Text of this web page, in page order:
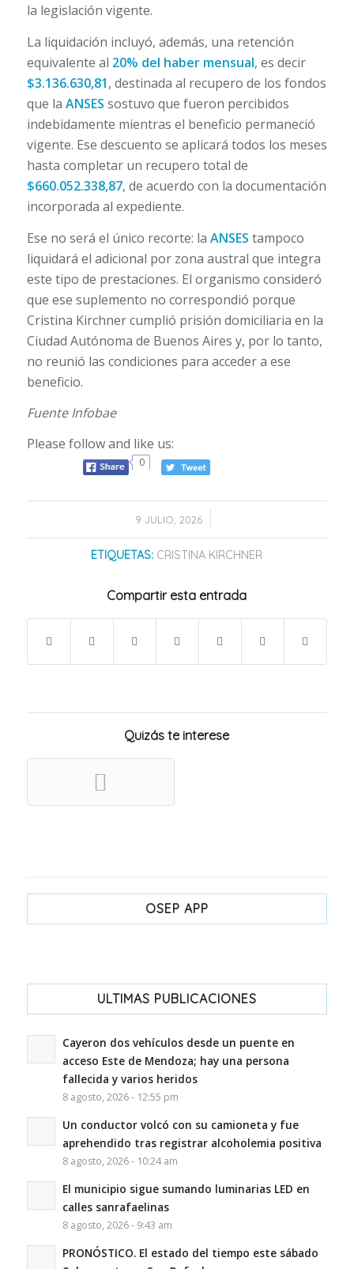
la legislación vigente.
La liquidación incluyó, además, una retención
equivalente al 20% del haber mensual, es decir
$3.136.630,81, destinada al recupero de los fondos
que la ANSES sostuvo que fueron percibidos
indebidamente mientras el beneficio permaneció
vigente. Ese descuento se aplicará todos los meses
hasta completar un recupero total de
$660.052.338,87, de acuerdo con la documentación
incorporada al expediente.
Ese no será el único recorte: la ANSES tampoco
liquidará el adicional por zona austral que integra
este tipo de prestaciones. El organismo consideró
que ese suplemento no correspondió porque
Cristina Kirchner cumplió prisión domiciliaria en la
Ciudad Autónoma de Buenos Aires y, por lo tanto,
no reunió las condiciones para acceder a ese
beneficio.
Fuente Infobae
Please follow and like us:
0
9 JULIO, 2026
/
ETIQUETAS: CRISTINA KIRCHNER
Compartir esta entrada
Quizás te interese
OSEP APP
ULTIMAS PUBLICACIONES
Cayeron dos vehículos desde un puente en
acceso Este de Mendoza; hay una persona
fallecida y varios heridos
8 agosto, 2026 - 12:55 pm
Un conductor volcó con su camioneta y fue
aprehendido tras registrar alcoholemia positiva
8 agosto, 2026 - 10:24 am
El municipio sigue sumando luminarias LED en
calles sanrafaelinas
8 agosto, 2026 - 9:43 am
PRONÓSTICO. El estado del tiempo este sábado